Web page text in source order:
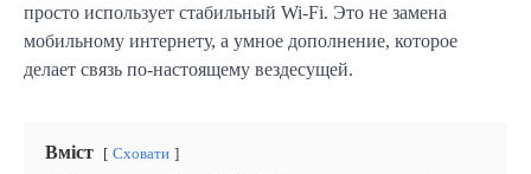
просто использует стабильный Wi-Fi. Это не замена
мобильному интернету, а умное дополнение, которое
делает связь по-настоящему вездесущей.
Вміст Сховати